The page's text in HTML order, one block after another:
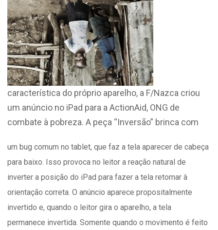
característica do próprio aparelho, a F/Nazca criou
um anúncio no iPad para a ActionAid, ONG de
combate à pobreza. A peça “Inversão” brinca com
um bug comum no tablet, que faz a tela aparecer de cabeça
para baixo. Isso provoca no leitor a reação natural de
inverter a posição do iPad para fazer a tela retornar à
orientação correta. O anúncio aparece propositalmente
invertido e, quando o leitor gira o aparelho, a tela
permanece invertida. Somente quando o movimento é feito